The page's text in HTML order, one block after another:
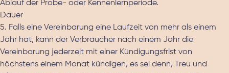
Ablauf der Probe- oder Kennenlernperiode.
Dauer
5. Falls eine Vereinbarung eine Laufzeit von mehr als einem
Jahr hat, kann der Verbraucher nach einem Jahr die
Vereinbarung jederzeit mit einer Kündigungsfrist von
höchstens einem Monat kündigen, es sei denn, Treu und